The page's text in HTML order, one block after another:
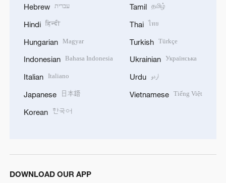
Hebrew עברית
Hindi हिन्दी
Hungarian Magyar
Indonesian Bahasa Indonesia
Italian Italiano
Japanese 日本語
Korean 한국어
Tamil தமிழ்
Thai ไทย
Turkish Türkçe
Ukrainian Українська
Urdu اردو
Vietnamese Tiếng Việt
DOWNLOAD OUR APP